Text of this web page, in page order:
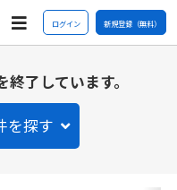
ログイン 新規登録（無料）
了しています。
を探す